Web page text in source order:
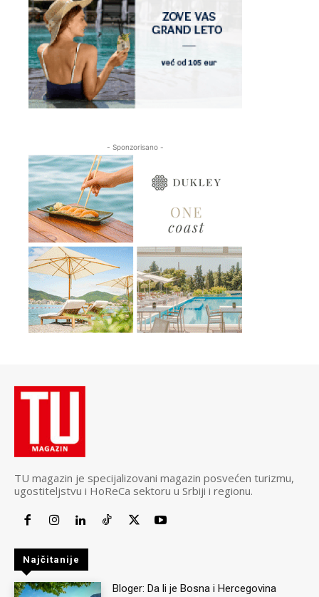
- Sponzorisano -
TU magazin je specijalizovani magazin posvećen turizmu,
ugostiteljstvu i HoReCa sektoru u Srbiji i regionu.
Najčitanije
Bloger: Da li je Bosna i Hercegovina